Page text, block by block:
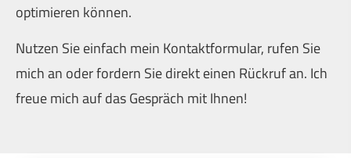
optimieren können.
Nutzen Sie einfach mein Kontaktformular, rufen Sie
mich an oder fordern Sie direkt einen Rückruf an. Ich
freue mich auf das Gespräch mit Ihnen!